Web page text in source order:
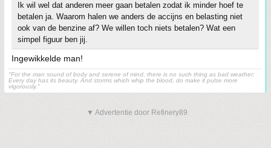
Ik wil wel dat anderen meer gaan betalen zodat ik minder hoef te
betalen ja. Waarom halen we anders de accijns en belasting niet
ook van de benzine af? We willen toch niets betalen? Wat een
simpel figuur ben jij.
Ingewikkelde man!
"For the man sound of body and serene of mind, there is no such thing as bad weather;
Every day has its beauty. And storms which whip the blood, do make it pulse more
vigorously."
▼ Advertentie door Refinery89